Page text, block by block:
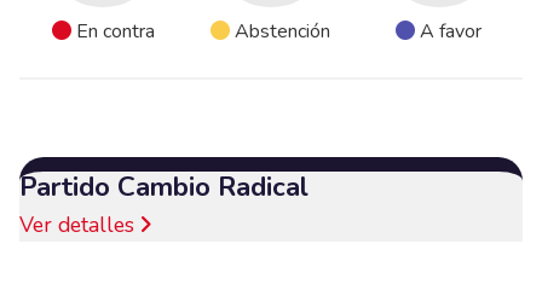
En contra Abstención A favor
Partido Cambio Radical
Ver detalles